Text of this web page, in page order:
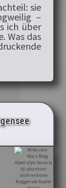
sie
–
ich über
Was das